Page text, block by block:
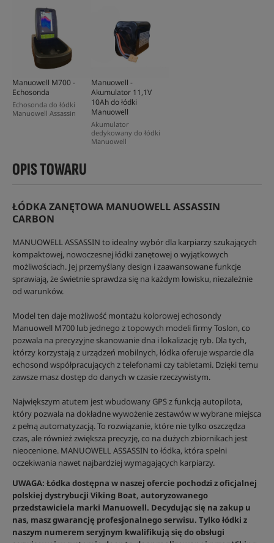
Manuowell M700 -
Echosonda
Echosonda do łódki
Manuowell Assassin
Manuowell -
Akumulator 11,1V
10Ah do łódki
Manuowell
Akumulator
dedykowany do łódki
Manuowell
OPIS TOWARU
ŁÓDKA ZANĘTOWA MANUOWELL ASSASSIN
CARBON
MANUOWELL ASSASSIN to idealny wybór dla karpiarzy szukających
kompaktowej, nowoczesnej łódki zanętowej o wyjątkowych
możliwościach. Jej przemyślany design i zaawansowane funkcje
sprawiają, że świetnie sprawdza się na każdym łowisku, niezależnie
od warunków.
Model ten daje możliwość montażu kolorowej echosondy
Manuowell M700 lub jednego z topowych modeli firmy Toslon, co
pozwala na precyzyjne skanowanie dna i lokalizację ryb. Dla tych,
którzy korzystają z urządzeń mobilnych, łódka oferuje wsparcie dla
echosond współpracujących z telefonami czy tabletami. Dzięki temu
zawsze masz dostęp do danych w czasie rzeczywistym.
Największym atutem jest wbudowany GPS z funkcją autopilota,
który pozwala na dokładne wywożenie zestawów w wybrane miejsca
z pełną automatyzacją. To rozwiązanie, które nie tylko oszczędza
czas, ale również zwiększa precyzję, co na dużych zbiornikach jest
nieocenione. MANUOWELL ASSASSIN to łódka, która spełni
oczekiwania nawet najbardziej wymagających karpiarzy.
UWAGA: Łódka dostępna w naszej ofercie pochodzi z oficjalnej
polskiej dystrybucji Viking Boat, autoryzowanego
przedstawiciela marki Manuowell. Decydując się na zakup u
nas, masz gwarancję profesjonalnego serwisu. Tylko łódki z
naszym numerem seryjnym kwalifikują się do obsługi